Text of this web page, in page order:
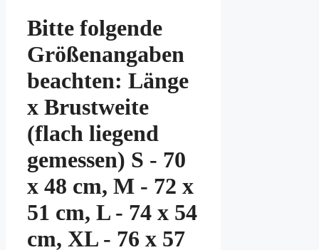
Bitte folgende
Größenangaben
beachten: Länge
x Brustweite
(flach liegend
gemessen) S - 70
x 48 cm, M - 72 x
51 cm, L - 74 x 54
cm, XL - 76 x 57